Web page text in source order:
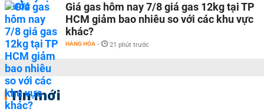
Giá gas hôm nay 7/8 giá gas 12kg tại TP
HCM giảm bao nhiêu so với các khu vực
khác?
HÀNG HÓA - 21 phút trước
Tin mới